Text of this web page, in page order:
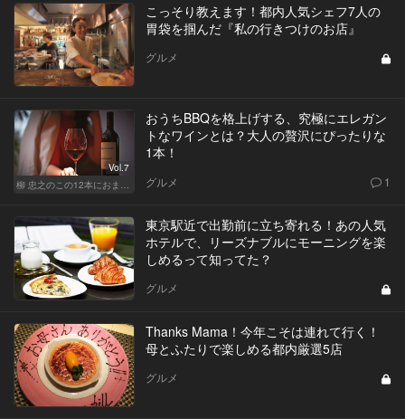
こっそり教えます！都内人気シェフ7人の
胃袋を掴んだ『私の行きつけのお店』
グルメ
Vol.7
柳 忠之のこの12本におまかせ
おうちBBQを格上げする、究極にエレガン
トなワインとは？大人の贅沢にぴったりな
1本！
グルメ 1
東京駅近で出勤前に立ち寄れる！あの人気
ホテルで、リーズナブルにモーニングを楽
しめるって知ってた？
グルメ
Thanks Mama！今年こそは連れて行く！
母とふたりで楽しめる都内厳選5店
グルメ